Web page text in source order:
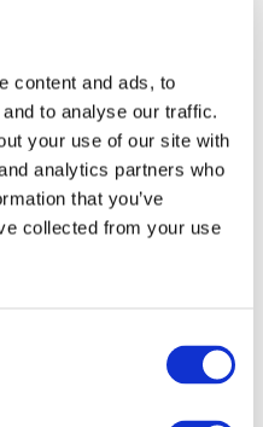
content and ads, to
to analyse our traffic.
your use of our site with
analytics partners who
that you’ve
collected from your use